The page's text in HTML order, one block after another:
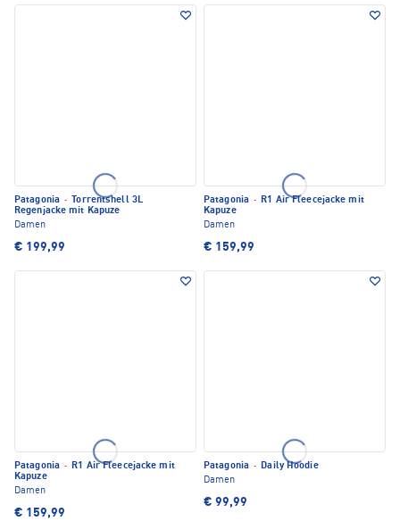
Patagonia ·
Torrentshell 3L
Regenjacke mit Kapuze
Damen
€ 199,99
Patagonia · R1 Air Fleecejacke mit
Kapuze
Damen
€ 159,99
Patagonia · R1 Air Fleecejacke mit
Kapuze
Damen
€ 159,99
Patagonia · Daily Hoodie
Damen
€ 99,99